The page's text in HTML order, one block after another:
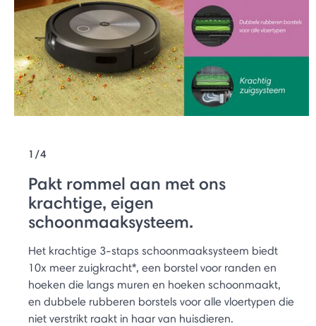
1/4
Pakt rommel aan met ons
krachtige, eigen
schoonmaaksysteem.
Het krachtige 3-staps schoonmaaksysteem biedt
10x meer zuigkracht*, een borstel voor randen en
hoeken die langs muren en hoeken schoonmaakt,
en dubbele rubberen borstels voor alle vloertypen die
niet verstrikt raakt in haar van huisdieren.